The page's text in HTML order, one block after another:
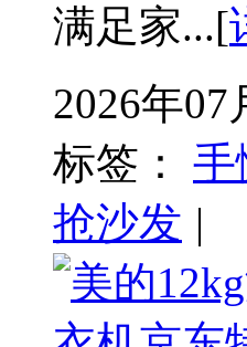
满足家...[
2026年07
标签：
手
抢沙发 |